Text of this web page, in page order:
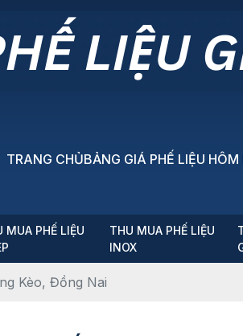
TRANG CHỦBẢNG GIÁ PHẾ LIỆU
MUA PHẾ LIỆU
THU MUA PHẾ LIỆU
INOX
Kèo, Đồng Nai